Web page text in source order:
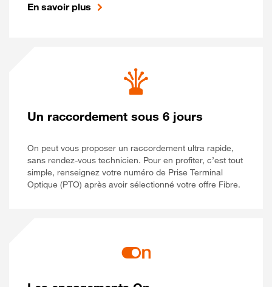
En savoir plus
Un raccordement sous 6 jours
On peut vous proposer un raccordement ultra rapide,
sans rendez-vous technicien. Pour en profiter, c’est tout
simple, renseignez votre numéro de Prise Terminal
Optique (PTO) après avoir sélectionné votre offre Fibre.